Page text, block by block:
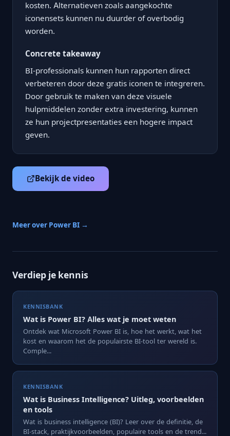
kosten. Alternatieven zoals aangekochte
iconensets kunnen nu duurder of overbodig
worden.
Concrete takeaway
BI-professionals kunnen hun rapporten direct
verbeteren door deze gratis iconen te integreren.
Door gebruik te maken van deze visuele
hulpmiddelen zonder extra investering, kunnen
ze hun projectpresentaties een hogere impact
geven.
Bekijk de video
Meer over Power BI →
Verdiep je kennis
KENNISBANK
Wat is Power BI? Alles wat je moet weten
Ontdek wat Microsoft Power BI is, hoe het werkt, wat het
kost en waarom het de populairste BI-tool ter wereld is.
Comple...
KENNISBANK
Wat is Business Intelligence? Uitleg, voorbeelden
en tools
Wat is business intelligence (BI)? Leer over de definitie, de
BI-stack, praktijkvoorbeelden, populaire tools en de trend...